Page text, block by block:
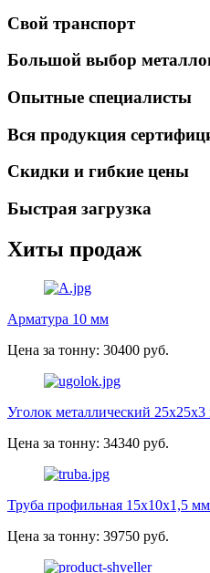
Свой транспорт
Большой выбор
Опытные специалисты
Вся продукция
Скидки и гибкие цены
Быстрая загрузка
Хиты продаж
Арматура 10 мм
Цена за тонну: 30400 руб.
Уголок металлический
Цена за тонну: 34340 руб.
Труба профильная 15х10х1,5 мм
Цена за тонну: 39750 руб.